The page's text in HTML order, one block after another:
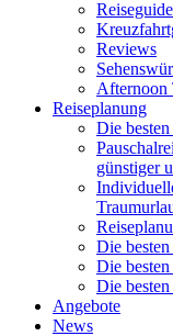
Reviews
Afternoon
Reiseplanung
Die
günstiger
Die
Die
Die
Angebote
News